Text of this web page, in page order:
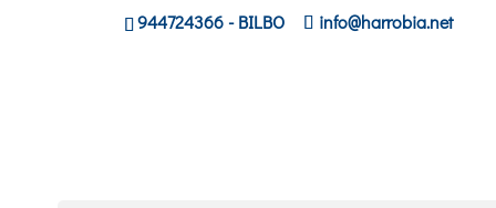
944724366- BILBO info@harrobia.net